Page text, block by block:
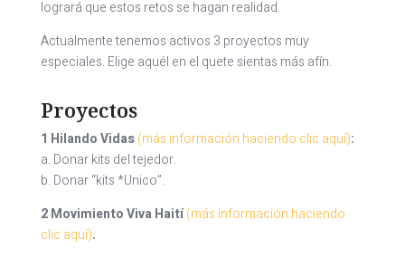
logrará que estos retos se hagan realidad.
Actualmente tenemos activos 3 proyectos muy
especiales. Elige aquél en el quete sientas más afín.
Proyectos
1 Hilando Vidas(más información haciendo clic aquí):
a. Donar kits del tejedor.
b. Donar “kits *Unico”.
2 Movimiento Viva Haití(más información haciendo
clic aquí).